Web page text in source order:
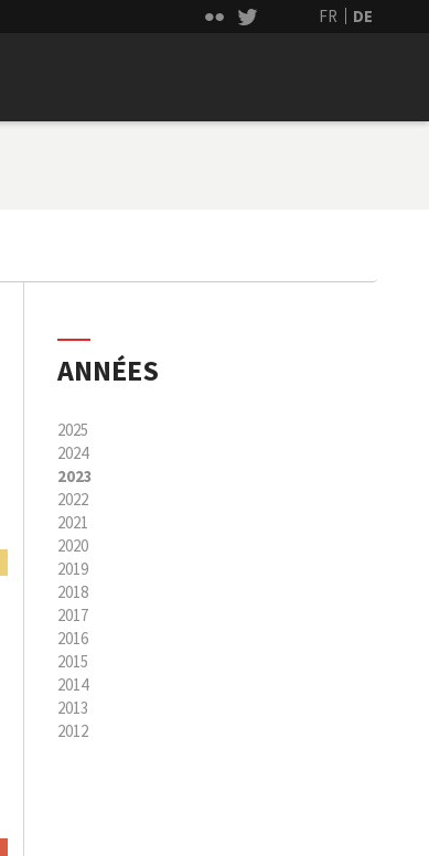
FR DE
ANNÉES
2025
2024
2023
2022
2021
2020
2019
2018
2017
2016
2015
2014
2013
2012